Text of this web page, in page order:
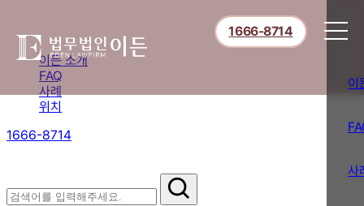
이든 소개
FAQ
사례
위치
1666-8714
1666-8714
이
사